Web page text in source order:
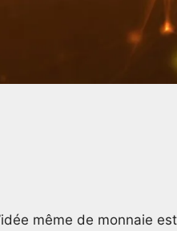
même de monnaie